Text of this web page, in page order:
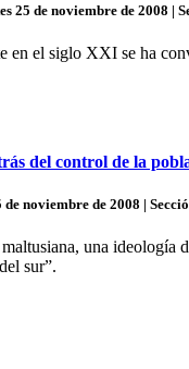
25 de noviembre de 2008 |
en el siglo XXI se ha
del control de la
noviembre de 2008 |
una ideología
sur”.